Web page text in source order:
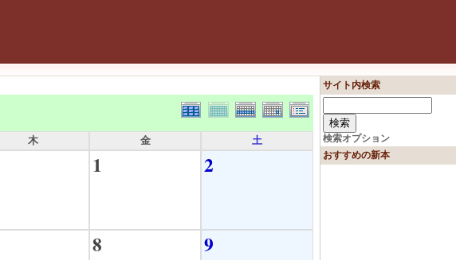
木 金 土
1 2
8 9
サイト内検索
検索オプション
おすすめの新本